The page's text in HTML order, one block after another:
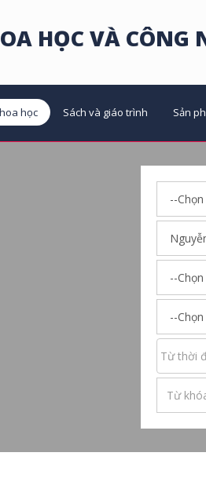
HỌC VÀ CÔNG
học Sách và giáo trình Sản